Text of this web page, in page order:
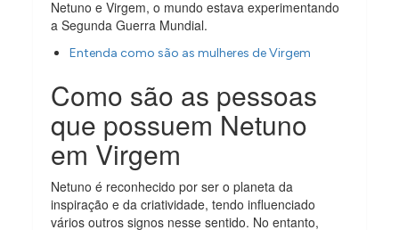
Netuno e Virgem, o mundo estava experimentando
a Segunda Guerra Mundial.
Entenda como são as mulheres de Virgem
Como são as pessoas
que possuem Netuno
em Virgem
Netuno é reconhecido por ser o planeta da
inspiração e da criatividade, tendo influenciado
vários outros signos nesse sentido. No entanto,